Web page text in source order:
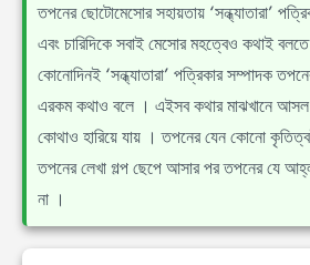
তপনের ছোটোমেসোর সহায়তায় ‘সন্ধ্যাতারা’
এবং চারিদিকে সবাই মেসোর মহত্বেও কথাই
কোনোদিনই ‘সন্ধ্যাতারা’ পত্রিকার সম্পাদক
এরকম কথাও বলে । এইসব কথার মাঝখানে
কোথাও হারিয়ে যায় । তপনের যেন কোনো
তপনের লেখা গল্প ছেপে আসার পর তপনের যে
না ।